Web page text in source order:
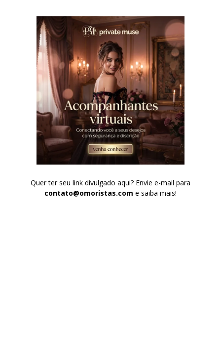
Quer ter seu link divulgado aqui? Envie e-mail para
contato@omoristas.com e saiba mais!